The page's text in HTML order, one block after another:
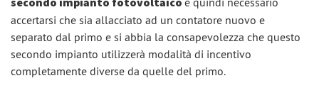
accertarsi che sia allacciato ad un contatore nuovo e
separato dal primo e si abbia la consapevolezza che questo
secondo impianto utilizzerà modalità di incentivo
completamente diverse da quelle del primo.